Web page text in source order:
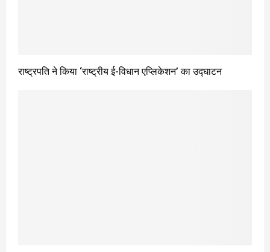
राष्ट्रपति ने किया ‘राष्ट्रीय ई-विधान एप्लिकेशन’ का उद्घाटन